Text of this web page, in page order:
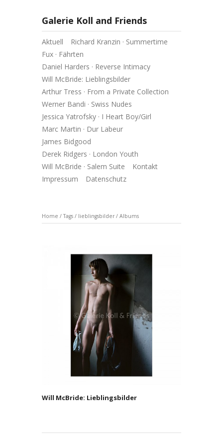
Galerie Koll and Friends
Aktuell
Richard Kranzin · Summertime
Fux · Fährten
Daniel Harders · Reverse Intimacy
Will McBride: Lieblingsbilder
Arthur Tress · From a Private Collection
Werner Bandi · Swiss Nudes
Jessica Yatrofsky · I Heart Boy/Girl
Marc Martin · Dur Labeur
James Bidgood
Derek Ridgers · London Youth
Will McBride · Salem Suite
Kontakt
Impressum
Datenschutz
Home /Tags / lieblingsbilder/ Albums
Will McBride: Lieblingsbilder